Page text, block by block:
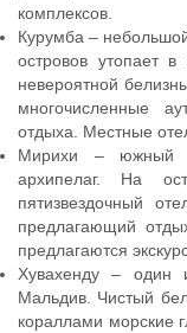
комплексов.
Курумба –
островов утопает
невероятной
многочисленные
отдыха. Местные
Мирихи – южный
архипелаг. На
пятизвездочный
предлагающий
предлагаются
Хувахенду – один
Мальдив. Чистый
кораллами морские